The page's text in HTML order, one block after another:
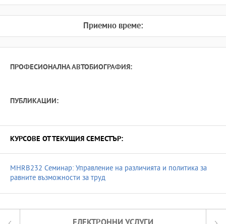
Приемно време:
ПРОФЕСИОНАЛНА АВТОБИОГРАФИЯ:
ПУБЛИКАЦИИ:
КУРСОВЕ ОТ ТЕКУЩИЯ СЕМЕСТЪР:
MHRB232 Семинар: Управление на различията и политика за
равните възможности за труд